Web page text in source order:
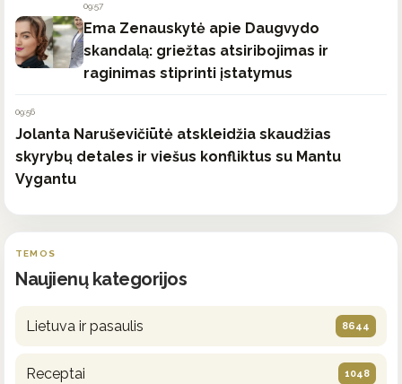
09:57
Ema Zenauskytė apie Daugvydo
skandalą: griežtas atsiribojimas ir
raginimas stiprinti įstatymus
09:56
Jolanta Naruševičiūtė atskleidžia skaudžias
skyrybų detales ir viešus konfliktus su Mantu
Vygantu
TEMOS
Naujienų kategorijos
Lietuva ir pasaulis 8644
Receptai 1048